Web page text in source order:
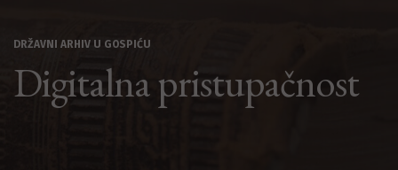
DRŽAVNI ARHIV U GOSPIĆU
Digitalna pristupačnost